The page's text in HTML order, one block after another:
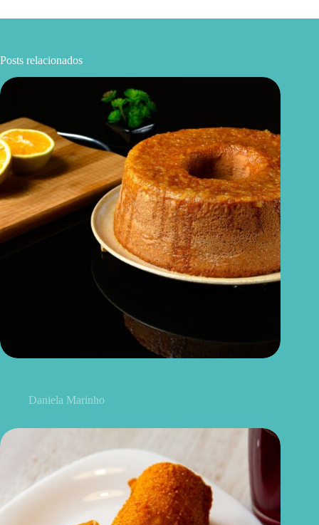
Posts relacionados
Daniela Marinho